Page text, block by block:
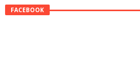
FACEBOOK